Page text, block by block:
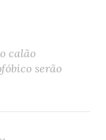
calão
serão